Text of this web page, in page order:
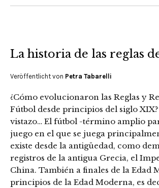
La historia de las reglas
Veröffentlicht von Petra Tabarelli
¿Cómo evolucionaron las Reglas y
Fútbol desde principios del siglo
vistazo… El fútbol -término amplio
juego en el que se juega
existe desde la antigüedad, como
registros de la antigua Grecia, el
China. También a finales de la Edad
principios de la Edad Moderna, es